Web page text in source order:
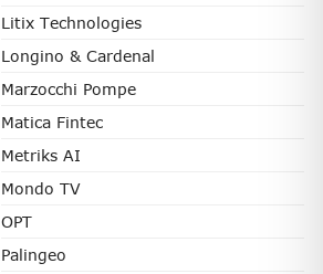
Litix Technologies
Longino & Cardenal
Marzocchi Pompe
Matica Fintec
Metriks AI
Mondo TV
OPT
Palingeo